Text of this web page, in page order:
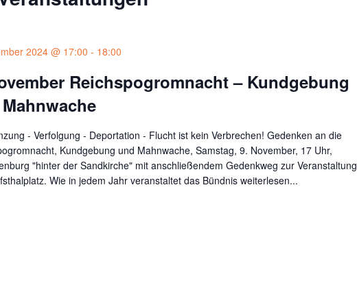
2024 @ 17:00 - 18:00
Reichspogromnacht – Kundgebung
- Verfolgung - Deportation - Flucht ist kein Verbrechen! Gedenken an die
Kundgebung und Mahnwache, Samstag, 9. November, 17 Uhr,
"hinter der Sandkirche" mit anschließendem Gedenkweg zur Veranstaltung
Wie in jedem Jahr veranstaltet das Bündnis weiterlesen...